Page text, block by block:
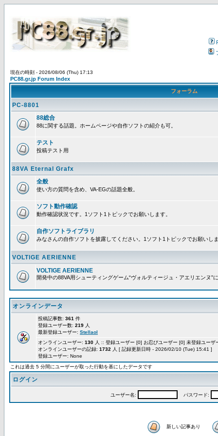
現在の時刻 - 2026/08/06 (Thu) 17:13
PC88.gr.jp Forum Index
フォーラム
PC-8801
88総合
88に関する話題。ホームページや自作ソフトの紹介も可。
テスト
投稿テスト用
88VA Eternal Grafx
全般
使い方の質問を含め、VA-EGの話題全般。
ソフト動作確認
動作確認状況です。1ソフト1トピックでお願いします。
自作ソフトライブラリ
みなさんの自作ソフトを披露してください。1ソフト1トピックでお願いし
VOLTIGE AERIENNE
VOLTIGE AERIENNE
開発中の88VA用シューティングゲーム“ヴォルティージュ・アエリエンヌ”
オンラインデータ
投稿記事数: 361 件
登録ユーザー数: 219 人
最新登録ユーザー: Stellaol
オンラインユーザー: 130 人 :: 登録ユーザー [0] お忍びユーザー [0] 未登録ユー
オンラインユーザーの記録: 1732 人 [ 記録更新日時 - 2026/02/10 (Tue) 15:41 ]
登録ユーザー: None
これは過去 5 分間にユーザーが取った行動を基にしたデータです
ログイン
ユーザー名: パスワード:
新しい記事あり